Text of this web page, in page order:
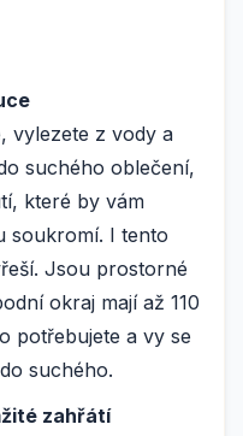
vylezete z vody a
suchého oblečení,
které by vám
soukromí. I tento
Jsou prostorné
okraj mají až 110
potřebujete a vy se
suchého.
zahřátí